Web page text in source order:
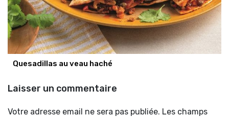
Quesadillas au veau haché
Laisser un commentaire
Votre adresse email ne sera pas publiée. Les champs